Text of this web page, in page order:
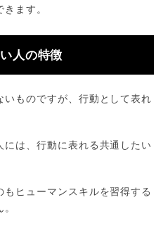
きます。
人の特徴
いものですが、行動として表れ
は、行動に表れる共通したい
ヒューマンスキルを習得する